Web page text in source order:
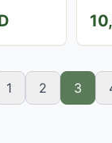
elektro-
za
ozbiljnih,
1 2 3